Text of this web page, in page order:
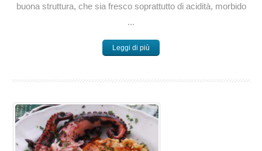
buona struttura, che sia fresco soprattutto di acidità, morbido
...
Leggi di più